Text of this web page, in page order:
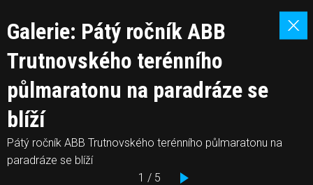
Galerie: Pátý ročník ABB
Trutnovského terénního
půlmaratonu na paradráze se
blíží
Pátý ročník ABB Trutnovského terénního půlmaratonu na
paradráze se blíží
1 / 5